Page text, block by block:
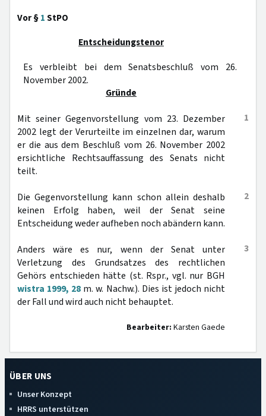
Vor §1StPO
Entscheidungstenor
Es verbleibt bei dem Senatsbeschluß vom 26.
November 2002.
Gründe
1
Mit seiner Gegenvorstellung vom 23. Dezember
2002 legt der Verurteilte im einzelnen dar, warum
er die aus dem Beschluß vom 26. November 2002
ersichtliche Rechtsauffassung des Senats nicht
teilt.
2
Die Gegenvorstellung kann schon allein deshalb
keinen Erfolg haben, weil der Senat seine
Entscheidung weder aufheben noch abändern kann.
3
Anders wäre es nur, wenn der Senat unter
Verletzung des Grundsatzes des rechtlichen
Gehörs entschieden hätte (st. Rspr., vgl. nur BGH
wistra 1999, 28 m. w. Nachw.). Dies ist jedoch nicht
der Fall und wird auch nicht behauptet.
Bearbeiter: Karsten Gaede
ÜBER UNS
Unser Konzept
HRRS unterstützen